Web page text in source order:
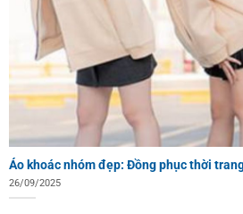
Áo khoác nhóm đẹp: Đồng phục thời
26/09/2025